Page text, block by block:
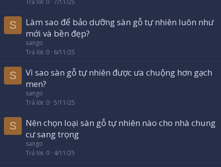
Trả lời 0 7/11/25
S
Làm sao để bảo dưỡng sàn gỗ tự nhiên luôn như
mới và bền đẹp?
sango
Trả lời 0 6/11/25
S
Vì sao sàn gỗ tự nhiên được ưa chuộng hơn gạch
men?
sango
Trả lời 0 5/11/25
S
Nên chọn loại sàn gỗ tự nhiên nào cho nhà chung
cư sang trọng
sango
Trả lời 0 4/11/25